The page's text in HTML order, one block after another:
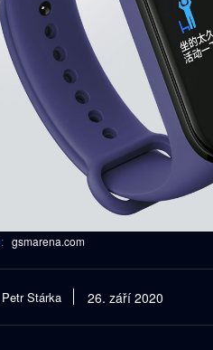
gsmarena.com
Petr Stárka 26. září 2020